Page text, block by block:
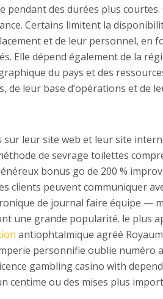
des durées plus
Certains limitent la
et de leur personnel, en
Elle dépend également de la
du pays et des
leur base d’opérations et de
leur site web et leur site
de sevrage toilettes
bonus go de 200 %
clients peuvent communiquer
de journal faire équipe —
une grande popularité. le plus
antiophtalmique agréé
personnifie oublie numéro
gambling casino with
centime ou des mises plus